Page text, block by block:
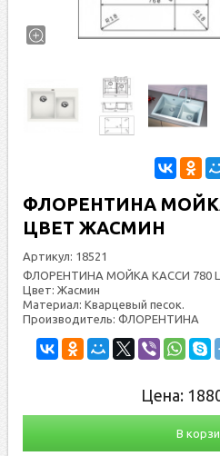
ФЛОРЕНТИНА
ЦВЕТ ЖАСМИН
Артикул: 18521
ФЛОРЕНТИНА МОЙКА КАССИ 780
Цвет: Жасмин
Материал: Кварцевый песок.
Производитель: ФЛОРЕНТИНА
Цена:
В